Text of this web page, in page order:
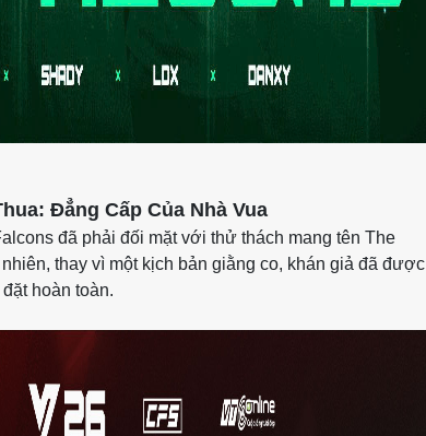
Đẳng Cấp Của Nhà Vua
đã phải đối mặt với thử thách mang tên The
thay vì một kịch bản giằng co, khán giả đã được
hoàn toàn.